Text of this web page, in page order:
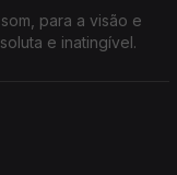
para a visão e
e inatingível.